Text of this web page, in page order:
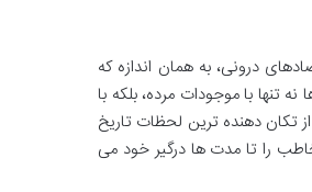
درونی، به همان اندازه که
با موجودات مرده، بلکه با
تکان دهنده ترین لحظات تاریخ
را تا مدت ها درگیر خود می